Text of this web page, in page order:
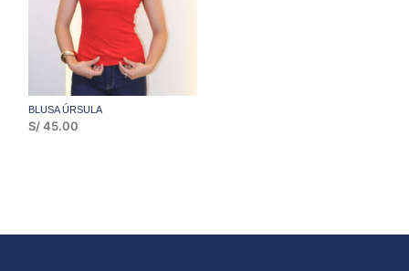
BLUSA ÚRSULA
S/45.00